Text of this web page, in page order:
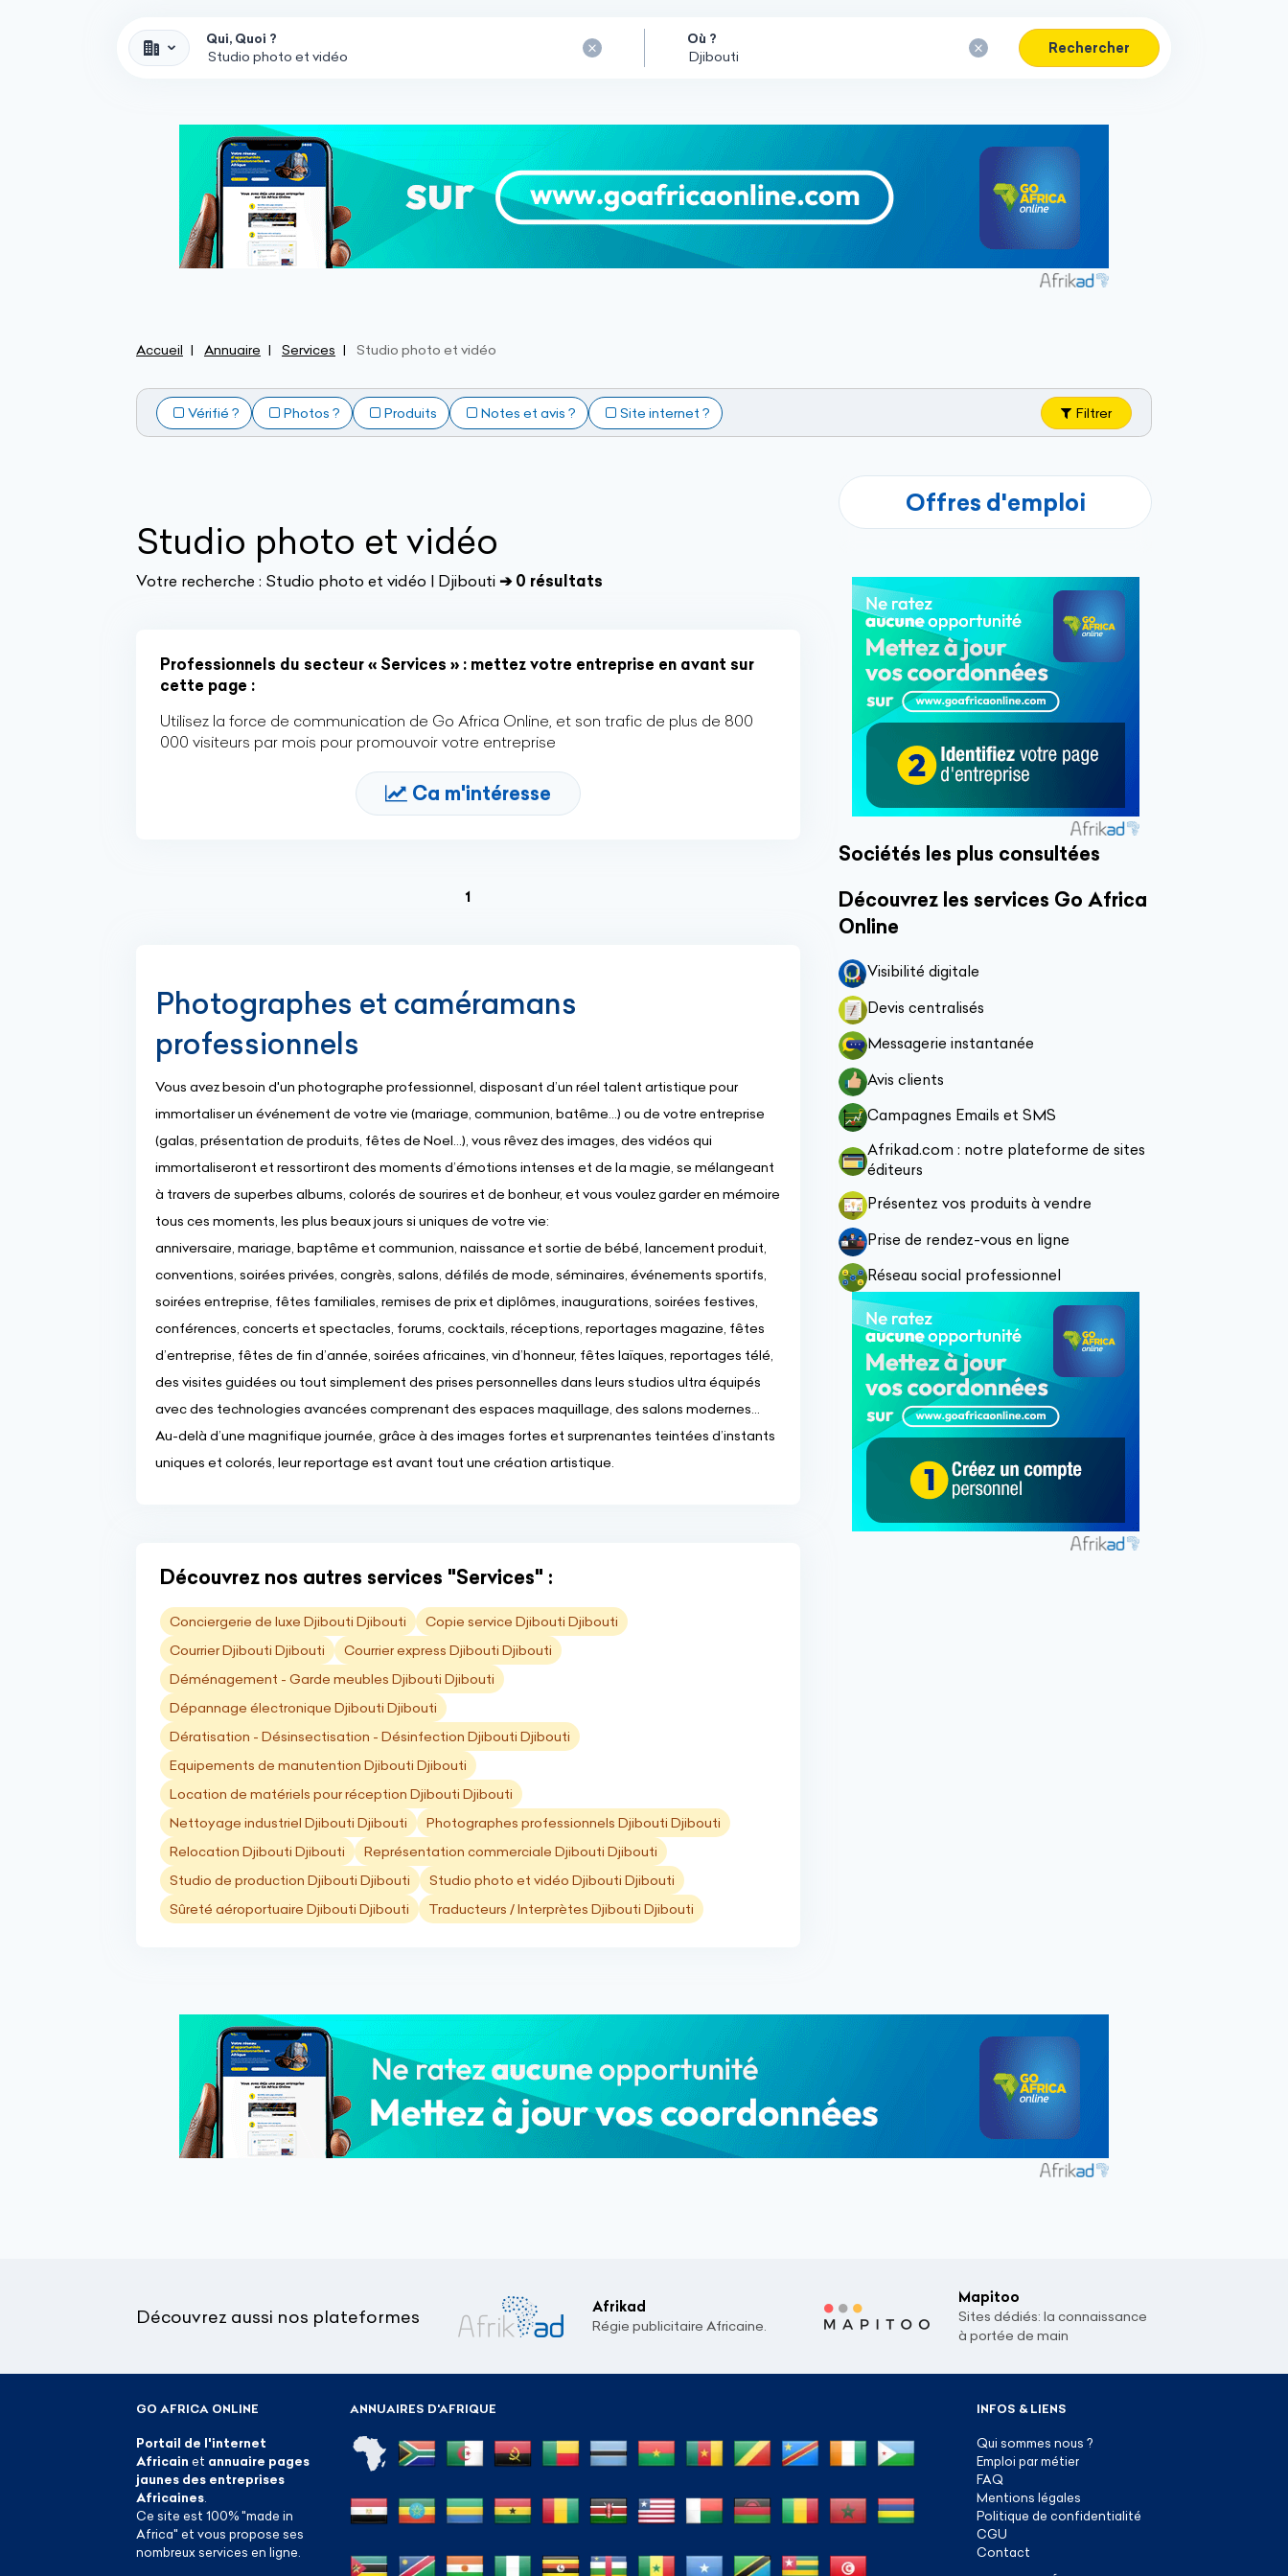
Qui, Quoi ? Où ?
Rechercher
Accueil Annuaire Services Studio photo et vidéo
Vérifié ? Photos ? Produits Notes et avis ? Site internet ? Filtrer
Studio photo et vidéo
Votre recherche : Studio photo et vidéo | Djibouti ➔ 0 résultats
Professionnels du secteur « Services » : mettez votre entreprise en avant sur
cette page :
Utilisez la force de communication de Go Africa Online, et son trafic de plus de 800
000 visiteurs par mois pour promouvoir votre entreprise
Ca m'intéresse
1(current)
Photographes et caméramans
professionnels
Vous avez besoin d'un photographe professionnel, disposant d’un réel talent artistique pour
immortaliser un événement de votre vie (mariage, communion, batême...) ou de votre entreprise
(galas, présentation de produits, fêtes de Noel...), vous rêvez des images, des vidéos qui
immortaliseront et ressortiront des moments d’émotions intenses et de la magie, se mélangeant
à travers de superbes albums, colorés de sourires et de bonheur, et vous voulez garder en mémoire
tous ces moments, les plus beaux jours si uniques de votre vie:
anniversaire, mariage, baptême et communion, naissance et sortie de bébé, lancement produit,
conventions, soirées privées, congrès, salons, défilés de mode, séminaires, événements sportifs,
soirées entreprise, fêtes familiales, remises de prix et diplômes, inaugurations, soirées festives,
conférences, concerts et spectacles, forums, cocktails, réceptions, reportages magazine, fêtes
d’entreprise, fêtes de fin d’année, soirées africaines, vin d’honneur, fêtes laïques, reportages télé,
des visites guidées ou tout simplement des prises personnelles dans leurs studios ultra équipés
avec des technologies avancées comprenant des espaces maquillage, des salons modernes…
Au-delà d’une magnifique journée, grâce à des images fortes et surprenantes teintées d’instants
uniques et colorés, leur reportage est avant tout une création artistique.
Découvrez nos autres services "Services" :
Conciergerie de luxe Djibouti Djibouti
Copie service Djibouti Djibouti
Courrier Djibouti Djibouti
Courrier express Djibouti Djibouti
Déménagement - Garde meubles Djibouti Djibouti
Dépannage électronique Djibouti Djibouti
Dératisation - Désinsectisation - Désinfection Djibouti Djibouti
Equipements de manutention Djibouti Djibouti
Location de matériels pour réception Djibouti Djibouti
Nettoyage industriel Djibouti Djibouti
Photographes professionnels Djibouti Djibouti
Relocation Djibouti Djibouti
Représentation commerciale Djibouti Djibouti
Studio de production Djibouti Djibouti
Studio photo et vidéo Djibouti Djibouti
Sûreté aéroportuaire Djibouti Djibouti
Traducteurs / Interprètes Djibouti Djibouti
Offres d'emploi
Sociétés les plus consultées
Découvrez les services Go Africa
Online
Visibilité digitale
Devis centralisés
Messagerie instantanée
Avis clients
Campagnes Emails et SMS
Afrikad.com : notre plateforme de sites
éditeurs
Présentez vos produits à vendre
Prise de rendez-vous en ligne
Réseau social professionnel
Découvrez aussi nos plateformes
Afrikad
Régie publicitaire Africaine.
Mapitoo
Sites dédiés: la connaissance
à portée de main
ANNUAIRES D'AFRIQUE
GO AFRICA ONLINE
Portail de l'internet
Africain et annuaire pages
jaunes des entreprises
Africaines
Ce site est 100% "made in
Africa" et vous propose ses
nombreux services en ligne.
INFOS & LIENS
Qui sommes nous ?
Emploi par métier
FAQ
Mentions légales
Politique de confidentialité
CGU
Contact